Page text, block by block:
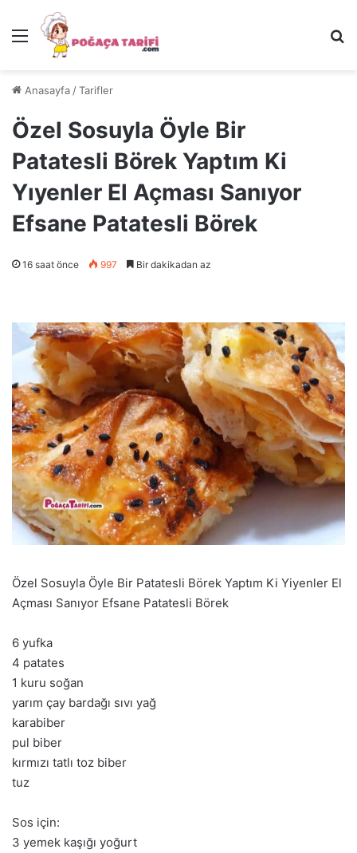
Menü
Anasayfa /Tarifler
Özel Sosuyla Öyle Bir
Patatesli Börek Yaptım Ki
Yıyenler El Açması Sanıyor
Efsane Patatesli Börek
16 saat önce 997 Bir dakikadan az
Özel Sosuyla Öyle Bir Patatesli Börek Yaptım Ki Yiyenler El
Açması Sanıyor Efsane Patatesli Börek
6 yufka
4 patates
1 kuru soğan
yarım çay bardağı sıvı yağ
karabiber
pul biber
kırmızı tatlı toz biber
tuz
Sos için:
3 yemek kaşığı yoğurt